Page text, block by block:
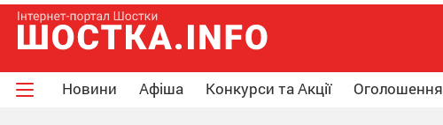
Новини Афіша Конкурси та Акції Оголошення